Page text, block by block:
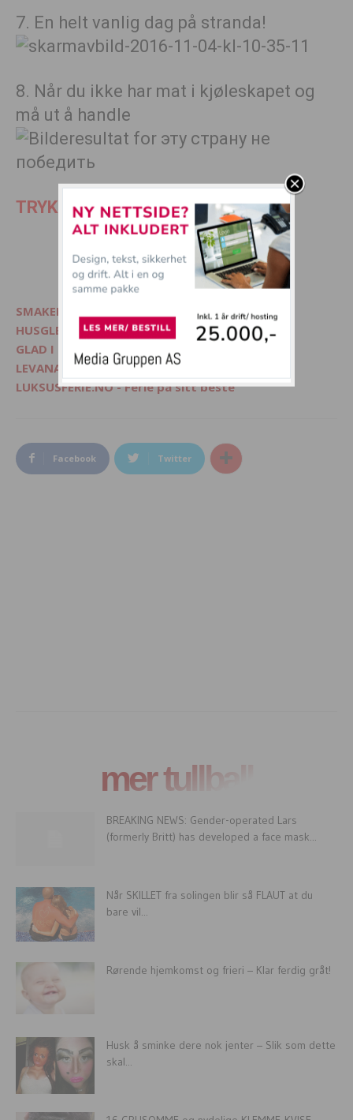
7. En helt vanlig dag på stranda!
8. Når du ikke har mat i kjøleskapet og
må ut å handle
TRYKK SIDE 2 FOR SISTE 8 BILDER
SMAKELIG - Mat, interiør og livsglede
HUSGLEDE.NO - Finn lekre matoppskrifter
GLAD I DYR? - Besøk Morsommedyr.no
LEVANA.NO - Kvinnemagasin på nett
LUKSUSFERIE.NO - Ferie på sitt beste
Facebook Twitter
mer tullball
BREAKING NEWS: Gender-operated Lars
(formerly Britt) has developed a face mask...
Når SKILLET fra solingen blir så FLAUT at du
bare vil...
Rørende hjemkomst og frieri – Klar ferdig gråt!
Husk å sminke dere nok jenter – Slik som dette
skal...